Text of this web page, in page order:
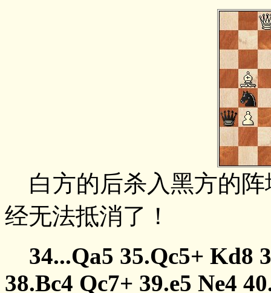
白方的后杀入黑方的阵
经无法抵消了！
34...Qa5 35.Qc5+ Kd8
38.Bc4 Qc7+ 39.e5 Ne4